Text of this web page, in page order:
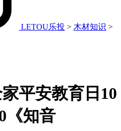
LETOU乐投 > 木材知识 >
平安教育日10
《知音